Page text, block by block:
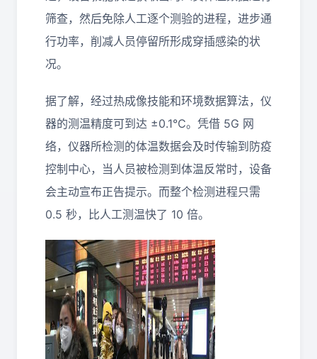
筛查，然后免除人工逐个测验的进程，进步通
行功率，削减人员停留所形成穿插感染的状
况。
据了解，经过热成像技能和环境数据算法，仪
器的测温精度可到达 ±0.1℃。凭借 5G 网
络，仪器所检测的体温数据会及时传输到防疫
控制中心，当人员被检测到体温反常时，设备
会主动宣布正告提示。而整个检测进程只需
0.5 秒，比人工测温快了 10 倍。